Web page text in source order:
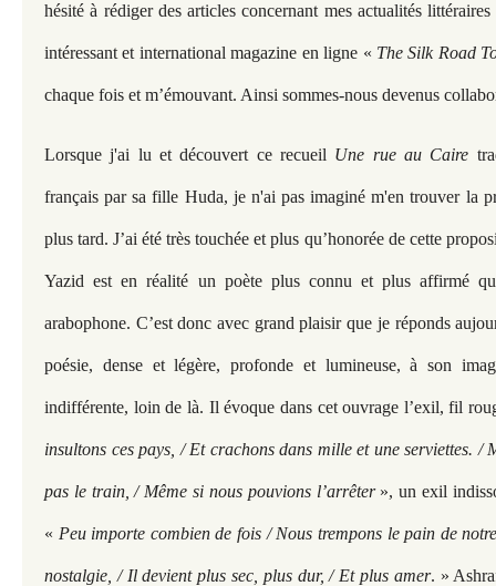
hésité à rédiger des articles concernant mes actualités
intéressant et international magazine en ligne « The Silk Road
chaque fois et m’émouvant. Ainsi sommes-nous devenus
Lorsque j'ai lu et découvert ce recueil Une rue au Caire
français par sa fille Huda, je n'ai pas imaginé m'en trouver la
plus tard. J’ai été très touchée et plus qu’honorée de cette
Yazid est en réalité un poète plus connu et plus affirmé
arabophone. C’est donc avec grand plaisir que je réponds
poésie, dense et légère, profonde et lumineuse, à son
indifférente, loin de là. Il évoque dans cet ouvrage l’exil, fil
insultons ces pays, / Et crachons dans mille et une serviettes. /
pas le train, / Même si nous pouvions l’arrêter», un exil
« Peu importe combien de fois / Nous trempons le pain de
nostalgie, / Il devient plus sec, plus dur, / Et plus amer. »